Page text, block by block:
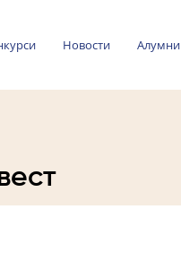
Новости Алумни